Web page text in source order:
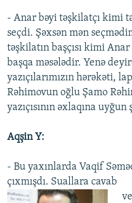
- Anar bəyi təşkilatçı kimi
seçdi. Şəxsən mən
təşkilatın başçısı kimi
başqa məsələdir. Yenə
yazıçılarımızın hərəkəti,
Rəhimovun oğlu Şamo
yazıçısının əxlaqına
Aqşin Y:
- Bu yaxınlarda Vaqif
çıxmışdı. Suallara cavab